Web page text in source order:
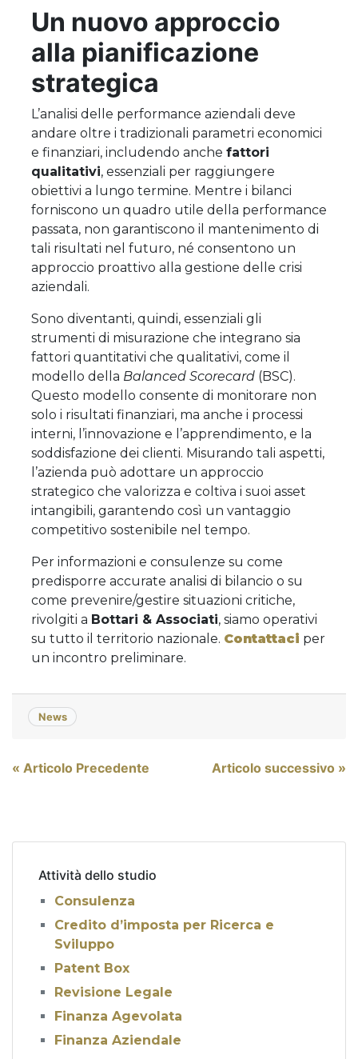
Un nuovo approccio
alla pianificazione
strategica
L’analisi delle performance aziendali deve
andare oltre i tradizionali parametri economici
e finanziari, includendo anche fattori
qualitativi, essenziali per raggiungere
obiettivi a lungo termine. Mentre i bilanci
forniscono un quadro utile della performance
passata, non garantiscono il mantenimento di
tali risultati nel futuro, né consentono un
approccio proattivo alla gestione delle crisi
aziendali.
Sono diventanti, quindi, essenziali gli
strumenti di misurazione che integrano sia
fattori quantitativi che qualitativi, come il
modello della Balanced Scorecard (BSC).
Questo modello consente di monitorare non
solo i risultati finanziari, ma anche i processi
interni, l’innovazione e l’apprendimento, e la
soddisfazione dei clienti. Misurando tali aspetti,
l’azienda può adottare un approccio
strategico che valorizza e coltiva i suoi asset
intangibili, garantendo così un vantaggio
competitivo sostenibile nel tempo.
Per informazioni e consulenze su come
predisporre accurate analisi di bilancio o su
come prevenire/gestire situazioni critiche,
rivolgiti a Bottari & Associati, siamo operativi
su tutto il territorio nazionale. Contattaci per
un incontro preliminare.
News
Navigazione
« Articolo Precedente Articolo successivo »
Attività dello studio
Consulenza
Credito d’imposta per Ricerca e
Sviluppo
Patent Box
Revisione Legale
Finanza Agevolata
Finanza Aziendale